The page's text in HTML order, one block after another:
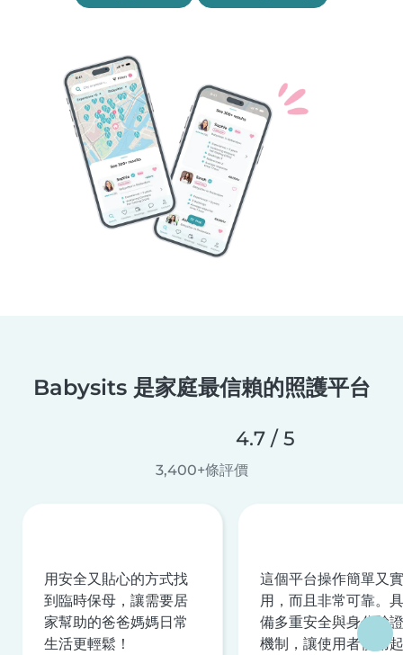
Babysits 是家庭最信賴的照護平台
4.7 / 5
3,400+條評價
用安全又貼心的方式找
到臨時保母，讓需要居
家幫助的爸爸媽媽日常
生活更輕鬆！
這個平台操作簡單又實
用，而且非常可靠。具
備多重安全與身分驗證
機制，讓使用者使用起